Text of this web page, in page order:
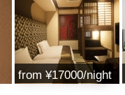
from ¥17000/night